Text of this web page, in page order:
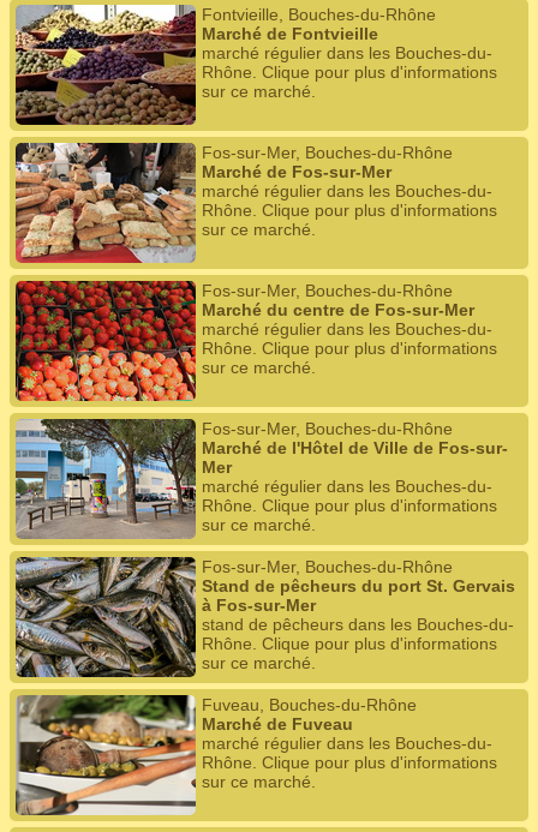
Fontvieille, Bouches-du-Rhône
Marché de Fontvieille
marché régulier dans les Bouches-du-
Rhône. Clique pour plus d'informations
sur ce marché.
Fos-sur-Mer, Bouches-du-Rhône
Marché de Fos-sur-Mer
marché régulier dans les Bouches-du-
Rhône. Clique pour plus d'informations
sur ce marché.
Fos-sur-Mer, Bouches-du-Rhône
Marché du centre de Fos-sur-Mer
marché régulier dans les Bouches-du-
Rhône. Clique pour plus d'informations
sur ce marché.
Fos-sur-Mer, Bouches-du-Rhône
Marché de l'Hôtel de Ville de Fos-sur-
Mer
marché régulier dans les Bouches-du-
Rhône. Clique pour plus d'informations
sur ce marché.
Fos-sur-Mer, Bouches-du-Rhône
Stand de pêcheurs du port St. Gervais
à Fos-sur-Mer
stand de pêcheurs dans les Bouches-du-
Rhône. Clique pour plus d'informations
sur ce marché.
Fuveau, Bouches-du-Rhône
Marché de Fuveau
marché régulier dans les Bouches-du-
Rhône. Clique pour plus d'informations
sur ce marché.